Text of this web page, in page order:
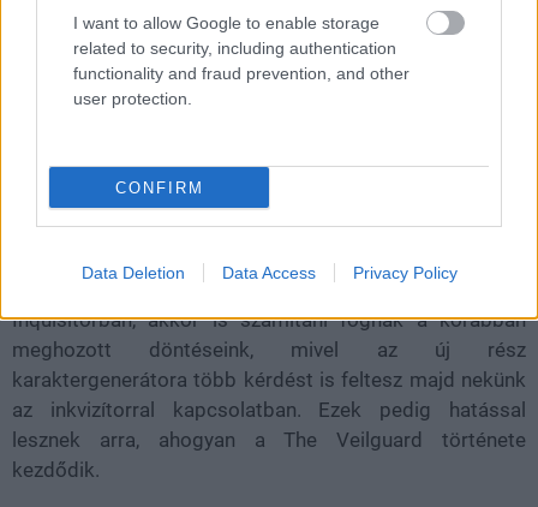
I want to allow Google to enable storage
related to security, including authentication
functionality and fraud prevention, and other
user protection.
CONFIRM
Data Deletion Data Access Privacy Policy
gyaníthatóan sokan döntenek majd úgy, hogy a
megjelenésig hátralévő időben újrajátsszák a 2014-ben
megjelent Dragon Age: Inquisitiont.
Ennek az oka nem más, mint hogy a BioWare a jelek
szerint visszahozza az előző rész főhősét, a játékos által
irányított inkvizítort, de ha nem is jelenik meg a The
Veilguardban úgy, ahogy Hawke, a Dragon Age 2 hőse az
Inquisitorban, akkor is számítani fognak a korábban
meghozott döntéseink, mivel az új rész
karaktergenerátora több kérdést is feltesz majd nekünk
az inkvizítorral kapcsolatban. Ezek pedig hatással
lesznek arra, ahogyan a The Veilguard története
kezdődik.